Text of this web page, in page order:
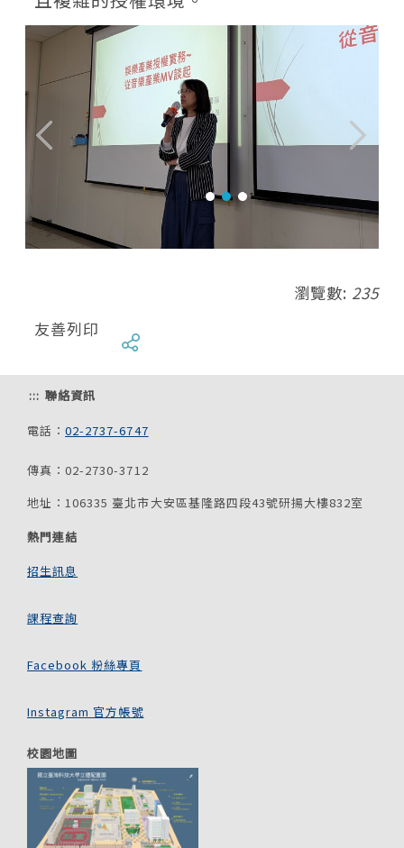
瀏覽數: 235
友善列印
::: 聯絡資訊
電話：02-2737-6747
傳真：02-2730-3712
地址：106335 臺北市大安區基隆路四段43號研揚大樓832室
熱門連結
招生訊息
課程查詢
Facebook 粉絲專頁
Instagram 官方帳號
校園地圖